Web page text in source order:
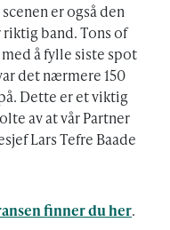
er også den
band. Tons of
å fylle siste spot
det nærmere 150
Dette er et viktig
av at vår Partner
Lars Tefre Baade
finner du her.